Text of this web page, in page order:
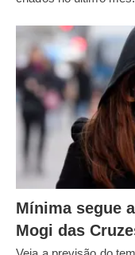
Mínima segue
Mogi das